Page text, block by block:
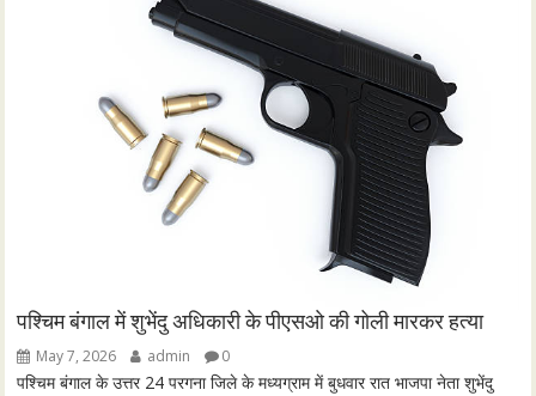
पश्चिम बंगाल में शुभेंदु अधिकारी के पीएसओ की गोली मारकर हत्या
May 7, 2026 admin 0
पश्चिम बंगाल के उत्तर 24 परगना जिले के मध्यग्राम में बुधवार रात भाजपा नेता शुभेंदु